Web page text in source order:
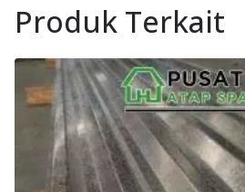
Produk Terkait